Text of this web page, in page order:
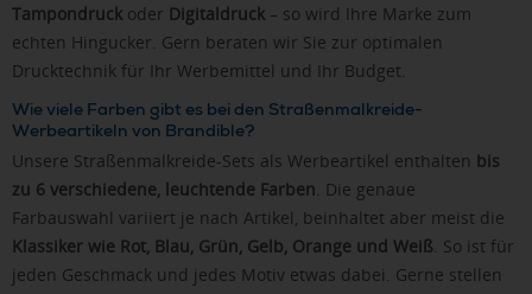
Tampondruck oder Digitaldruck – so wird Ihre Marke zum
echten Hingucker. Gern beraten wir Sie zur optimalen
Drucktechnik für Ihr Werbemittel und Ihr Budget.
Wie viele Farben gibt es bei den Straßenmalkreide-
Werbeartikeln von Brandible?
Unsere Straßenmalkreide-Sets als Werbeartikel enthalten bis
zu 6 verschiedene, leuchtende Farben. Die genaue
Farbauswahl variiert je nach Artikel, beinhaltet aber meist die
Klassiker wie Rot, Blau, Grün, Gelb, Orange und Weiß. So ist für
jeden Geschmack und jedes Motiv etwas dabei. Gerne stellen